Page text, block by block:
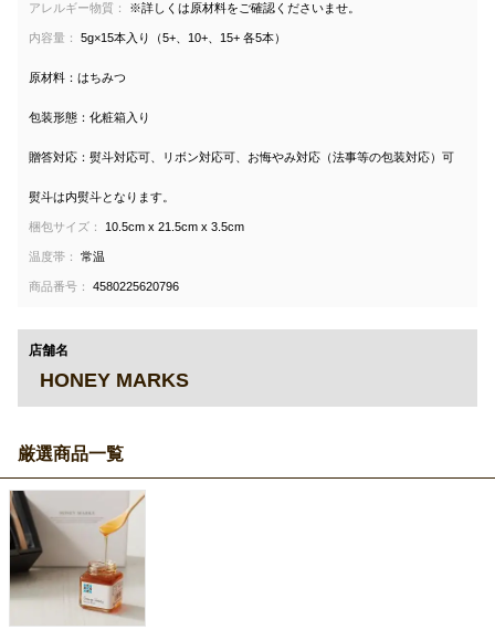
アレルギー物質： ※詳しくは原材料をご確認くださいませ。
内容量： 5g×15本入り（5+、10+、15+ 各5本）
原材料：はちみつ
包装形態：化粧箱入り
贈答対応：熨斗対応可、リボン対応可、お悔やみ対応（法事等の包装対応）可
熨斗は内熨斗となります。
梱包サイズ： 10.5cm x 21.5cm x 3.5cm
温度帯： 常温
商品番号： 4580225620796
店舗名
HONEY MARKS
厳選商品一覧